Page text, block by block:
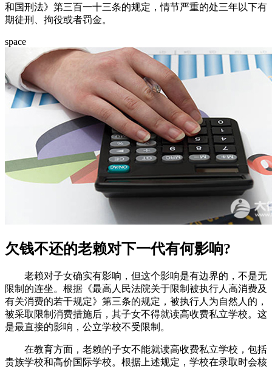
和国刑法》第三百一十三条的规定，情节严重的处三年以下有
期徒刑、拘役或者罚金。
space
欠钱不还的老赖对下一代有何影响?
老赖对子女确实有影响，但这个影响是有边界的，不是无
限制的连坐。根据《最高人民法院关于限制被执行人高消费及
有关消费的若干规定》第三条的规定，被执行人为自然人的，
被采取限制消费措施后，其子女不得就读高收费私立学校。这
是最直接的影响，公立学校不受限制。
在教育方面，老赖的子女不能就读高收费私立学校，包括
贵族学校和高价国际学校。根据上述规定，学校在录取时会核